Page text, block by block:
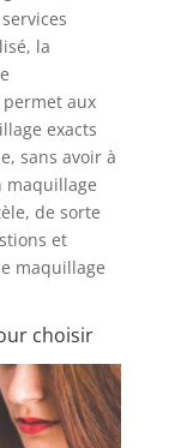
la
aux
exacts
sans avoir à
maquillage
de sorte
et
maquillage
choisir